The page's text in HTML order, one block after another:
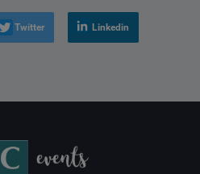
Twitter Linkedin